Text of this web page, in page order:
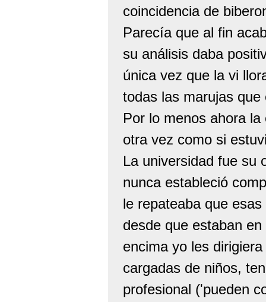
coincidencia de
Parecía que al fin
su análisis daba
única vez que la vi
todas las marujas
Por lo menos ahora
otra vez como si
La universidad fue su
nunca estableció
le repateaba que
desde que estaban
encima yo les
cargadas de niños,
profesional ('pueden